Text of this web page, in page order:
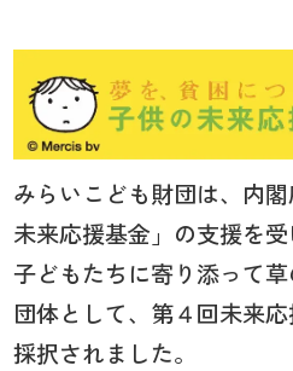
みらいこども財団は、内
未来応援基金」の支援を受
子どもたちに寄り添って
団体として、第４回未来
採択されました。